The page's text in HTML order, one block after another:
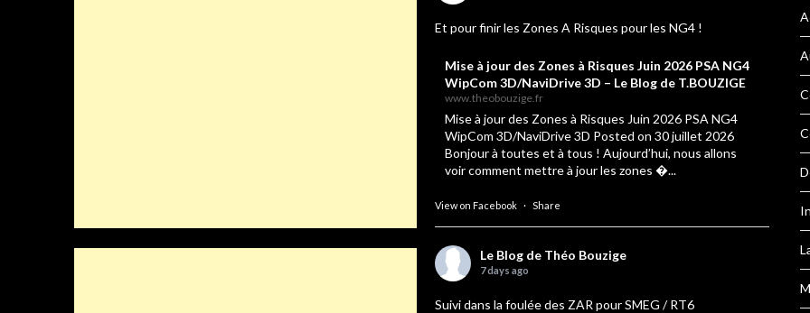
Et pour finir les Zones A Risques pour les NG4 !
Mise à jour des Zones à Risques Juin 2026 PSA NG4
WipCom 3D/NaviDrive 3D – Le Blog de T.BOUZIGE
www.theobouzige.fr
Mise à jour des Zones à Risques Juin 2026 PSA NG4
WipCom 3D/NaviDrive 3D Posted on 30 juillet 2026
Bonjour à toutes et à tous ! Aujourd’hui, nous allons
voir comment mettre à jour les zones �...
View on Facebook · Share
Le Blog de Théo Bouzige
7 days ago
Suivi dans la foulée des ZAR pour SMEG / RT6